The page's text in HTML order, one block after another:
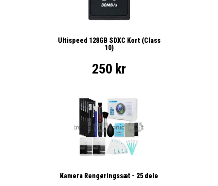
Ultispeed 128GB SDXC Kort (Class
10)
250 kr
Kamera Rengøringssæt - 25 dele